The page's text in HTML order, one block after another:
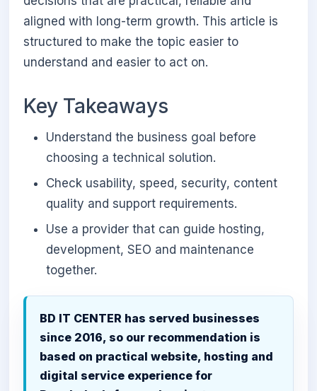
aligned with long-term growth. This article is
structured to make the topic easier to
understand and easier to act on.
Key Takeaways
Understand the business goal before
choosing a technical solution.
Check usability, speed, security, content
quality and support requirements.
Use a provider that can guide hosting,
development, SEO and maintenance
together.
BD IT CENTER has served businesses
since 2016, so our recommendation is
based on practical website, hosting and
digital service experience for